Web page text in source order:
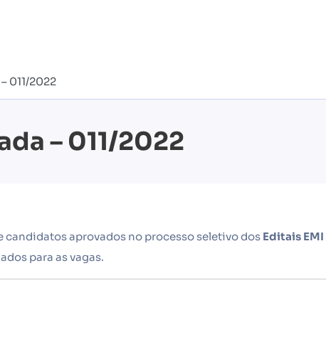
011/2022
– 011/2022
aprovados no processo seletivo dos Editais EMI
para as vagas.